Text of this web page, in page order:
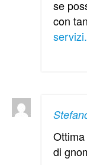
se
con
di